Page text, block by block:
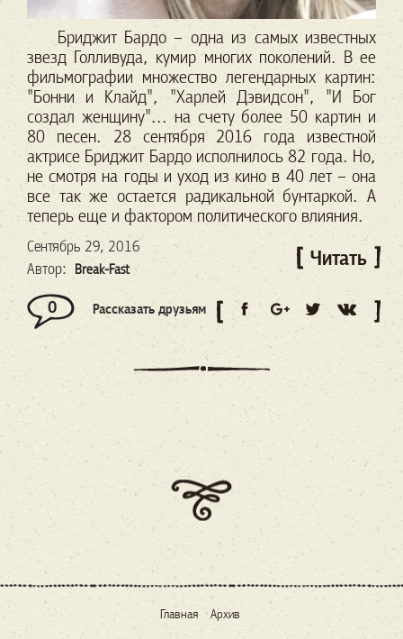
Бриджит Бардо – одна из самых известных
звезд Голливуда, кумир многих поколений. В ее
фильмографии множество легендарных картин:
"Бонни и Клайд", "Харлей Дэвидсон", "И Бог
создал женщину"... на счету более 50 картин и
80 песен.
28 сентября 2016 года известной
актрисе Бриджит Бардо исполнилось 82 года. Но,
не смотря на годы и уход из кино в 40 лет – она
все так же остается радикальной бунтаркой. А
теперь еще и фактором политического влияния.
Сентябрь 29, 2016
Автор:
Break-Fast Читать
0 Рассказать друзьям
Главная Архив